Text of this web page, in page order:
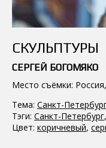
СКУЛЬПТУРЫ
СЕРГЕЙ БОГОМЯКО
Место съёмки:
Тема: Санкт-
Тэги: Санкт-Петербург,
Цвет: коричневый,